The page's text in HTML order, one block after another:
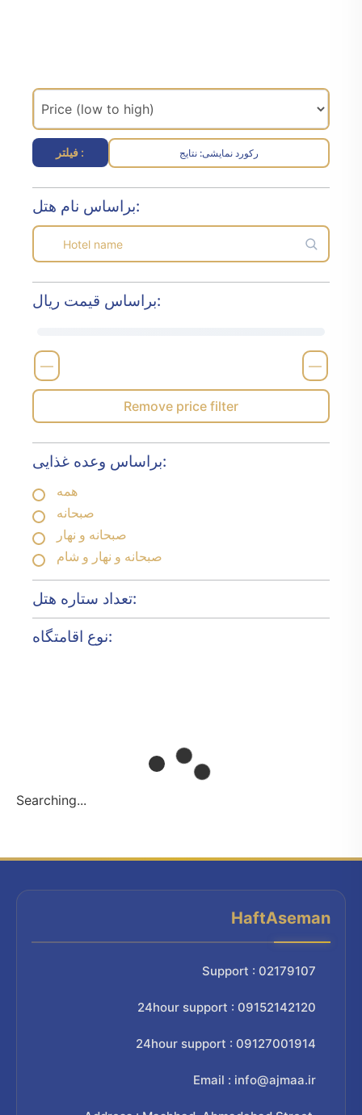
فیلتر : نتایج :رکورد نمایشی
براساس نام هتل:
براساس قیمت ریال:
—
—
Remove price filter
براساس وعده غذایی:
همه
صبحانه
صبحانه و نهار
صبحانه و نهار و شام
تعداد ستاره هتل:
نوع اقامتگاه:
Searching...
HaftAseman
Support : 02179107
24hour support : 09152142120
24hour support : 09127001914
Email : info@ajmaa.ir